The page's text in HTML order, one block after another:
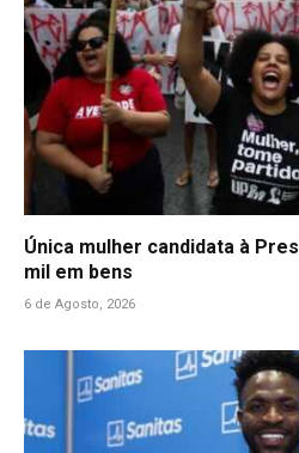
Única mulher candidata à
mil em bens
6 de Agosto, 2026